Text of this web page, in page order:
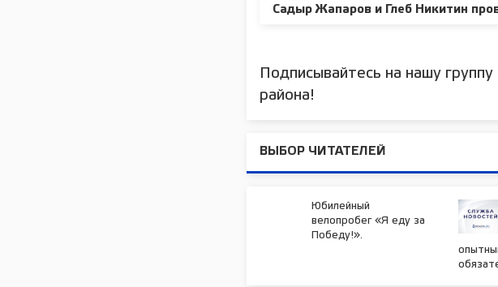
Садыр Жапаров и Глеб Никитин
Подписывайтесь на нашу группу
района!
ВЫБОР ЧИТАТЕЛЕЙ
Юбилейный
велопробег «Я еду за
Победу!».